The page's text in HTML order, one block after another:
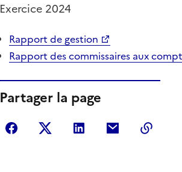
Exercice 2024
Rapport de gestion
Rapport des commissaires aux
Partager la page
Partager sur Facebook
Partager sur Twitter
Partager sur LinkedIn
Partager